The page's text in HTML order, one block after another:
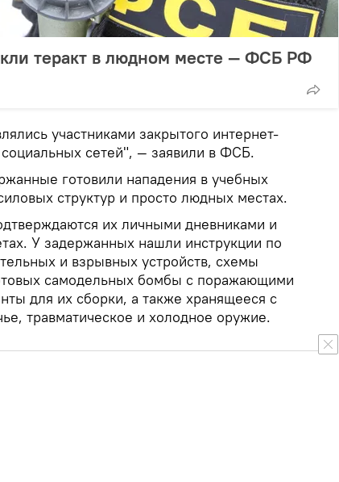
теракт в людном месте — ФСБ РФ
участниками закрытого интернет-
сетей", — заявили в ФСБ.
готовили нападения в учебных
структур и просто людных местах.
их личными дневниками и
У задержанных нашли инструкции по
и взрывных устройств, схемы
самодельных бомбы с поражающими
для их сборки, а также хранящееся с
травматическое и холодное оружие.